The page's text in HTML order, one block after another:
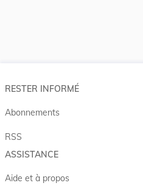
RESTER INFORMÉ
Abonnements
RSS
ASSISTANCE
Aide et à propos